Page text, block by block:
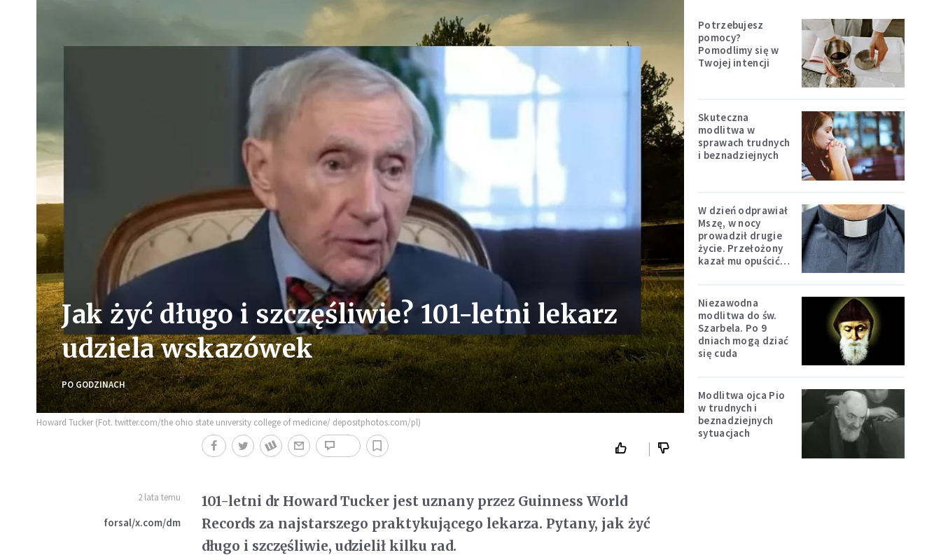
Jak żyć długo i szczęśliwie? 101-letni lekarz
udziela wskazówek
PO GODZINACH
Howard Tucker (Fot. twitter.com/the ohio state university college of medicine/ depositphotos.com/pl)
2 lata temu
forsal/x.com/dm
101-letni dr Howard Tucker jest uznany przez Guinness World
Records za najstarszego praktykującego lekarza. Pytany, jak żyć
długo i szczęśliwie, udzielił kilku rad.
Potrzebujesz
pomocy?
Pomodlimy się w
Twojej intencji
Skuteczna
modlitwa w
sprawach trudnych
i beznadziejnych
W dzień odprawiał
Mszę, w nocy
prowadził drugie
życie. Przełożony
kazał mu opuścić
Niezawodna
modlitwa do św.
Szarbela. Po 9
dniach mogą dziać
się cuda
Modlitwa ojca Pio
w trudnych i
beznadziejnych
sytuacjach